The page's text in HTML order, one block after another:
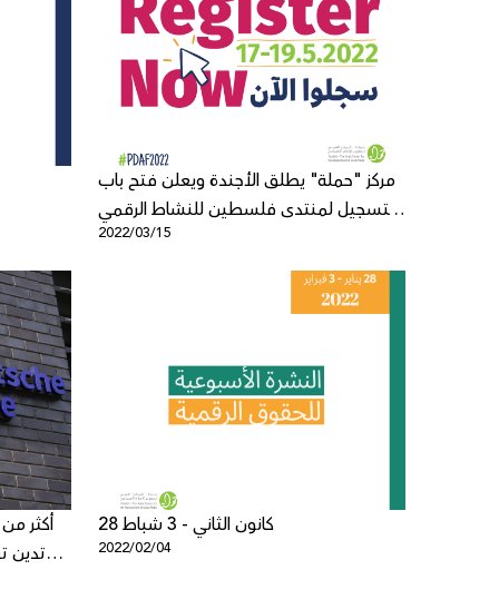
مركز "حملة" يطلق الأجندة ويعلن فتح باب
التسجيل لمنتدى فلسطين للنشاط الرقمي
2022
2022/03/15
تدين
28 كانون الثاني - 3 شباط
2022/02/04